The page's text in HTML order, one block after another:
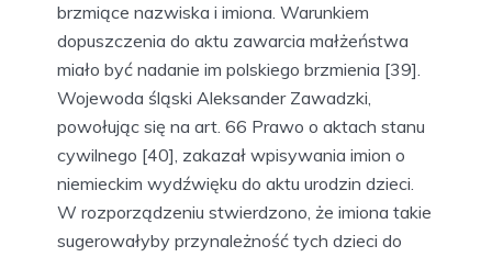
brzmiące nazwiska i imiona. Warunkiem
dopuszczenia do aktu zawarcia małżeństwa
miało być nadanie im polskiego brzmienia [39].
Wojewoda śląski Aleksander Zawadzki,
powołując się na art. 66 Prawo o aktach stanu
cywilnego [40], zakazał wpisywania imion o
niemieckim wydźwięku do aktu urodzin dzieci.
W rozporządzeniu stwierdzono, że imiona takie
sugerowałyby przynależność tych dzieci do